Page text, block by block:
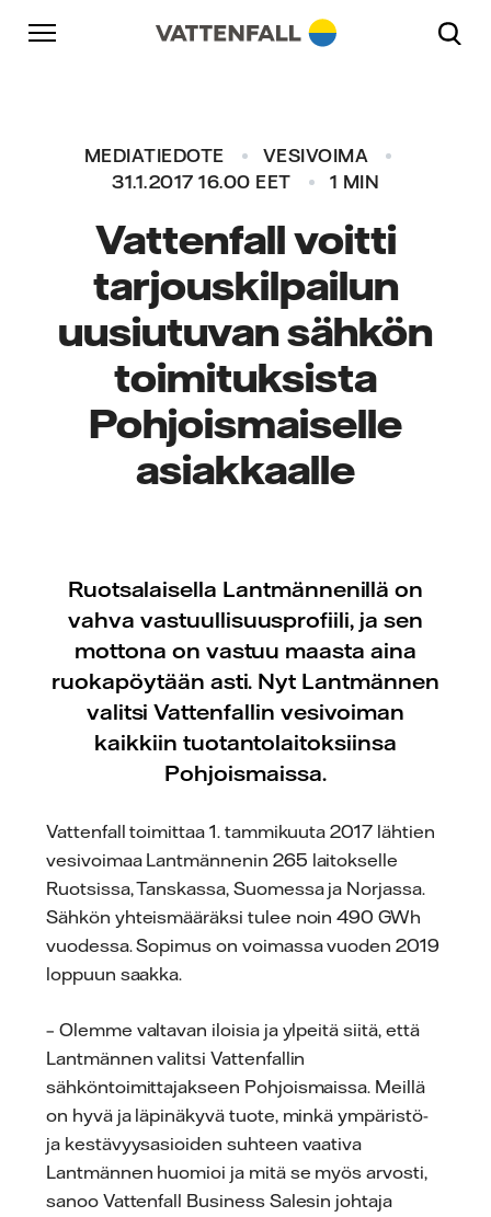
Skip to content
Päänavigaatioon
Siirry alatunnisteeseen
MEDIATIEDOTE
VESIVOIMA
31.1.2017 16.00 EET
1 MIN
Vattenfall voitti
tarjouskilpailun
uusiutuvan sähkön
toimituksista
Pohjoismaiselle
asiakkaalle
Ruotsalaisella Lantmännenillä on
vahva vastuullisuusprofiili, ja sen
mottona on vastuu maasta aina
ruokapöytään asti. Nyt Lantmännen
valitsi Vattenfallin vesivoiman
kaikkiin tuotantolaitoksiinsa
Pohjoismaissa.
Vattenfall toimittaa 1. tammikuuta 2017 lähtien
vesivoimaa Lantmännenin 265 laitokselle
Ruotsissa, Tanskassa, Suomessa ja Norjassa.
Sähkön yhteismääräksi tulee noin 490 GWh
vuodessa. Sopimus on voimassa vuoden 2019
loppuun saakka.
– Olemme valtavan iloisia ja ylpeitä siitä, että
Lantmännen valitsi Vattenfallin
sähköntoimittajakseen Pohjoismaissa. Meillä
on hyvä ja läpinäkyvä tuote, minkä ympäristö-
ja kestävyysasioiden suhteen vaativa
Lantmännen huomioi ja mitä se myös arvosti,
sanoo Vattenfall Business Salesin johtaja
Päänavigaatioon